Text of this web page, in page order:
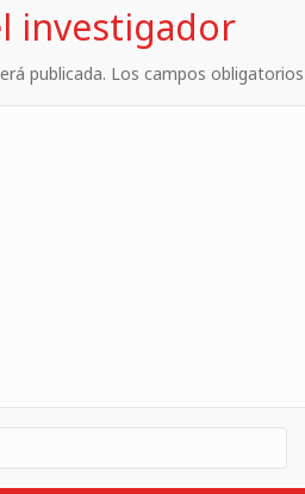
investigador
publicada. Los campos